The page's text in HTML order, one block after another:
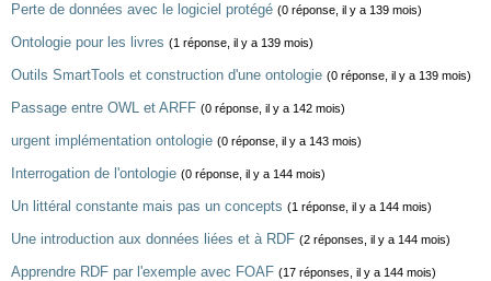
Perte de données avec le logiciel protégé (0 réponse, il y a 139 mois)
Ontologie pour les livres (1 réponse, il y a 139 mois)
Outils SmartTools et construction d'une ontologie (0 réponse, il y a 139 mois)
Passage entre OWL et ARFF (0 réponse, il y a 142 mois)
urgent implémentation ontologie (0 réponse, il y a 143 mois)
Interrogation de l'ontologie (0 réponse, il y a 144 mois)
Un littéral constante mais pas un concepts (1 réponse, il y a 144 mois)
Une introduction aux données liées et à RDF (2 réponses, il y a 144 mois)
Apprendre RDF par l'exemple avec FOAF (17 réponses, il y a 144 mois)